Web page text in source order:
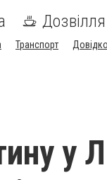
Дозвілля
Транспорт
у